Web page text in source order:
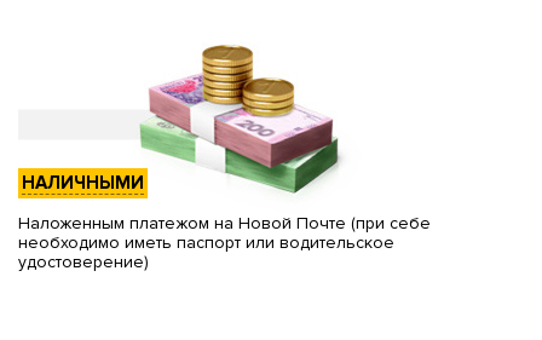
НАЛИЧНЫМИ
Наложенным платежом на Новой Почте (при себе
необходимо иметь паспорт или водительское
удостоверение)